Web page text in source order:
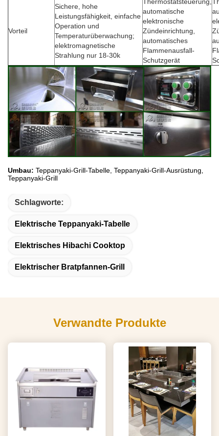
Vorteil
Sichere, hohe
Leistungsfähigkeit, einfache
Operation und
Temperaturüberwachung;
elektromagnetische
Strahlung nur 18-30k
automatische
elektronische
Zündeinrichtung,
automatisches
Flammenausfall-
Schutzgerät
Umbau: Teppanyaki-Grill-Tabelle, Teppanyaki-Grill-Ausrüstung,
Teppanyaki-Grill
Schlagworte:
Elektrische Teppanyaki-Tabelle
Elektrisches Hibachi Cooktop
Elektrischer Bratpfannen-Grill
Verwandte Produkte